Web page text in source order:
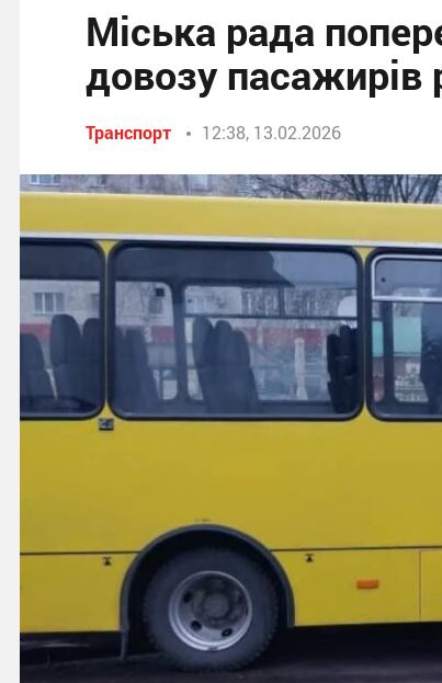
Міська рада
довозу пасажирів
Транспорт 12:38, 13.02.2026